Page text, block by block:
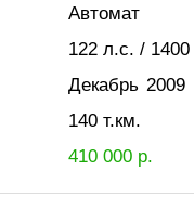
Автомат
122 л.с. / 1400
Декабрь 2009
140 т.км.
410 000р.